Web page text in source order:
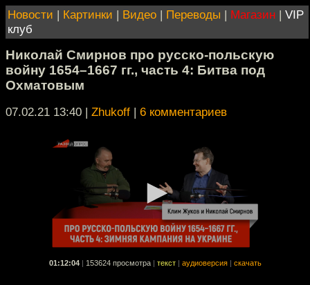
Новости | Картинки | Видео | Переводы | Магазин | VIP
клуб
Николай Смирнов про русско-польскую
войну 1654–1667 гг., часть 4: Битва под
Охматовым
07.02.21 13:40 | Zhukoff | 6 комментариев
01:12:04 153624 просмотра текст аудиоверсия скачать